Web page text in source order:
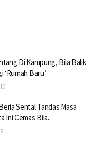
Di Kampung, Bila Balik
‘Rumah Baru’
Sental Tandas Masa
Ini Cemas Bila..